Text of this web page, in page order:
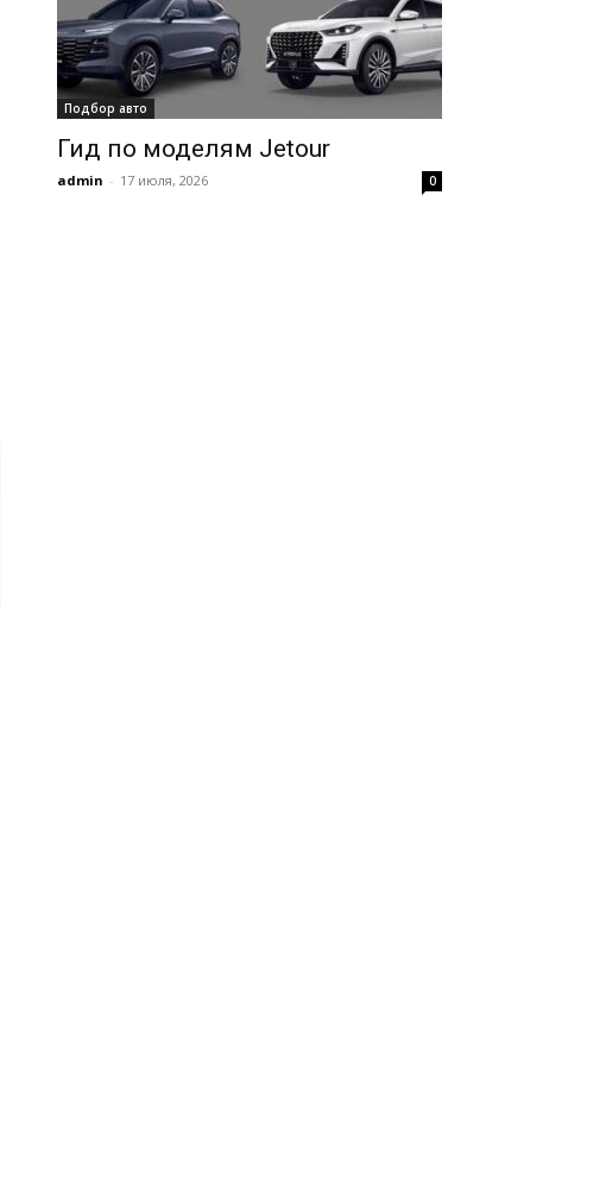
Подбор авто
Гид по моделям Jetour
admin - 17 июля, 2026 0